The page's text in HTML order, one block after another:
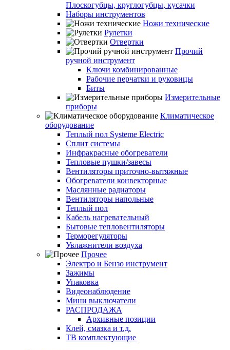
Плоскогубцы, круглогубцы, кусачки
Наборы инструментов
Ножи технические
Рулетки
Отвертки
Прочий
ручной инструмент
Ключи комбинированные
Рабочие перчатки и руковицы
Биты
Измерительные
приборы
Климатическое
оборудование
Теплый пол Systeme Electric
Сплит системы
Инфракрасные обогреватели
Тепловые пушки/завесы
Вентиляторы приточно-вытяжные
Обогреватели конвекторные
Маслянные радиаторы
Вентиляторы напольные
Теплый пол
Кабель нагревательный
Бытовые тепловентиляторы
Терморегуляторы
Увлажнители воздуха
Прочее
Электро и Бензо инструмент
Зажимы
Упаковка
Видеонаблюдение
Мини выключатели
РАСПРОДАЖА
Архивные позиции
Клей, смазка и т.д.
ТВ комплектующие